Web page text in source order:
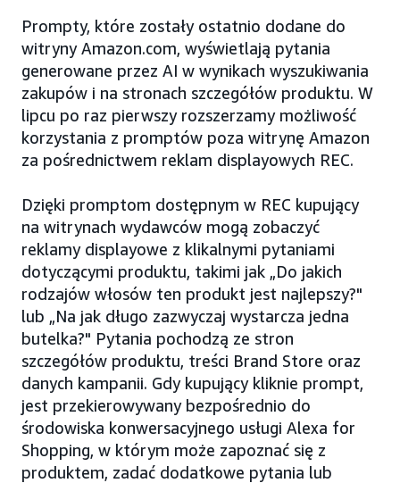
Prompty, które zostały ostatnio dodane do
witryny Amazon.com, wyświetlają pytania
generowane przez AI w wynikach wyszukiwania
zakupów i na stronach szczegółów produktu. W
lipcu po raz pierwszy rozszerzamy możliwość
korzystania z promptów poza witrynę Amazon
za pośrednictwem reklam displayowych REC.
Dzięki promptom dostępnym w REC kupujący
na witrynach wydawców mogą zobaczyć
reklamy displayowe z klikalnymi pytaniami
dotyczącymi produktu, takimi jak „Do jakich
rodzajów włosów ten produkt jest najlepszy?"
lub „Na jak długo zazwyczaj wystarcza jedna
butelka?" Pytania pochodzą ze stron
szczegółów produktu, treści Brand Store oraz
danych kampanii. Gdy kupujący kliknie prompt,
jest przekierowywany bezpośrednio do
środowiska konwersacyjnego usługi Alexa for
Shopping, w którym może zapoznać się z
produktem, zadać dodatkowe pytania lub